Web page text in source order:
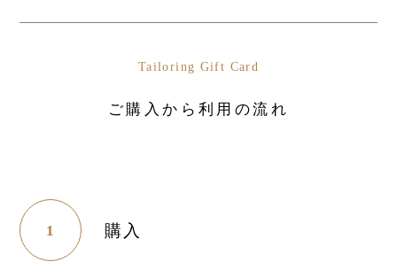
Tailoring Gift Card
ご購入から利用の流れ
1 購入